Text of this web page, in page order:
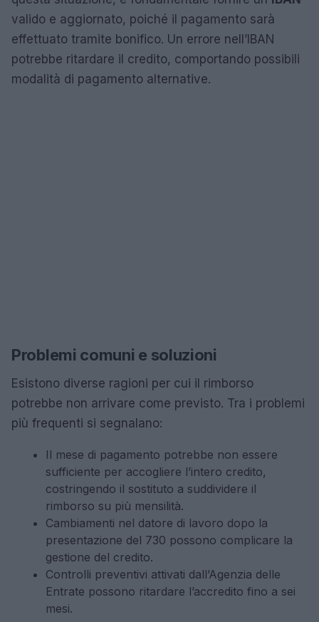
valido e aggiornato, poiché il pagamento sarà
effettuato tramite bonifico. Un errore nell’IBAN
potrebbe ritardare il credito, comportando possibili
modalità di pagamento alternative.
Problemi comuni e soluzioni
Esistono diverse ragioni per cui il rimborso
potrebbe non arrivare come previsto. Tra i problemi
più frequenti si segnalano:
Il mese di pagamento potrebbe non essere
sufficiente per accogliere l’intero credito,
costringendo il sostituto a suddividere il
rimborso su più mensilità.
Cambiamenti nel datore di lavoro dopo la
presentazione del 730 possono complicare la
gestione del credito.
Controlli preventivi attivati dall’Agenzia delle
Entrate possono ritardare l’accredito fino a sei
mesi.